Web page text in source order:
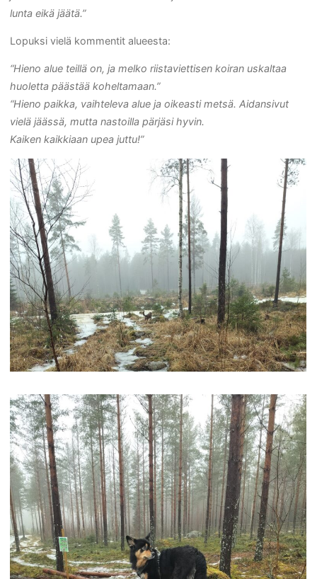
lunta eikä jäätä.”
Lopuksi vielä kommentit alueesta:
“Hieno alue teillä on, ja melko riistaviettisen koiran uskaltaa
huoletta päästää koheltamaan.”
“Hieno paikka, vaihteleva alue ja oikeasti metsä. Aidansivut
vielä jäässä, mutta nastoilla pärjäsi hyvin.
Kaiken kaikkiaan upea juttu!”